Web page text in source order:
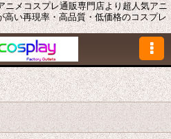
メコスプレ通販専門店より超人気アニ
い再現率・高品質・低価格のコスプレ